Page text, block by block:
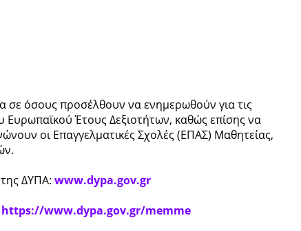
σε όσους προσέλθουν να ενημερωθούν για τις
Έτους Δεξιοτήτων, καθώς επίσης να
οι Επαγγελματικές Σχολές (ΕΠΑΣ) Μαθητείας,
της ΔΥΠΑ: www.dypa.gov.gr
https://www.dypa.gov.gr/memme